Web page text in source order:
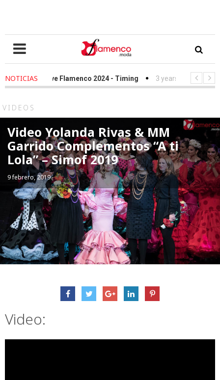
NOTICIAS
- We Love Flamenco 2024 - Timing 3 years ago
Simof
VIDEOS
Video Yolanda Rivas & MM
Garrido Complementos “A ti
Lola” – Simof 2019
9 febrero, 2019
Video: